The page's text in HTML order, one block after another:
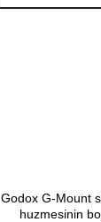
Godox G-Mount
huzmesinin